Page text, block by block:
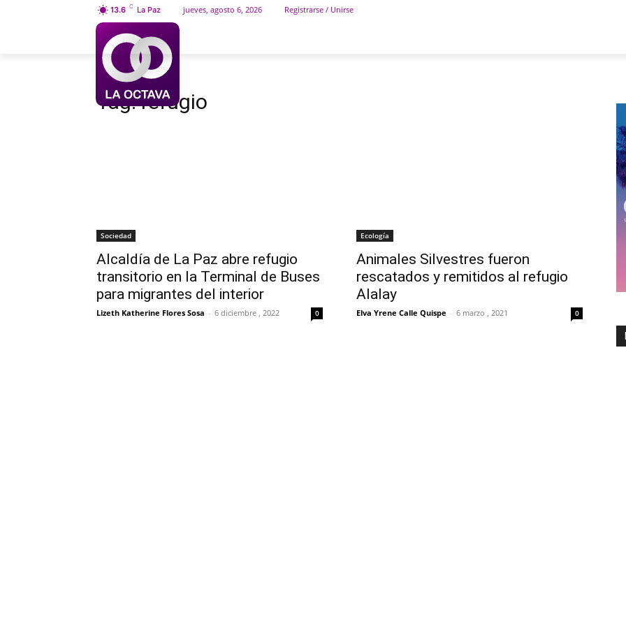
13.6 C La Paz jueves, agosto 6, 2026 Registrarse / Unirse
Etiquetas Refugio
Tag:refugio
Sociedad
Alcaldía de La Paz abre refugio
transitorio en la Terminal de Buses
para migrantes del interior
Lizeth Katherine Flores Sosa - 6 diciembre , 2022 0
Ecología
Animales Silvestres fueron
rescatados y remitidos al refugio
Alalay
Elva Yrene Calle Quispe - 6 marzo , 2021 0